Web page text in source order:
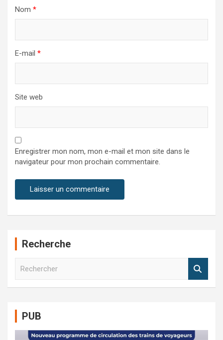
Nom *
E-mail *
Site web
Enregistrer mon nom, mon e-mail et mon site dans le
navigateur pour mon prochain commentaire.
Recherche
PUB